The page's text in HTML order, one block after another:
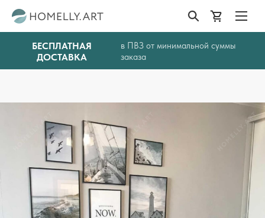
БЕСПЛАТНАЯ
ДОСТАВКА
в ПВЗ от минимальной суммы
заказа